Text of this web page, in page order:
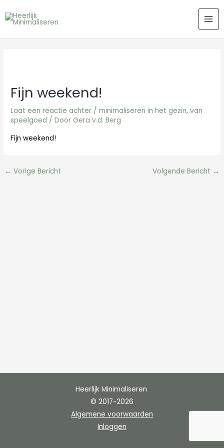
naar
Fijn weekend!
Laat een reactie achter /minimaliseren in het gezin,van
speelgoed / Door Gera v.d. Berg
Fijn weekend!
← Vorige Bericht Volgende Bericht →
Heerlijk Minimaliseren
© 2017-2026
Algemene voorwaarden
Inloggen